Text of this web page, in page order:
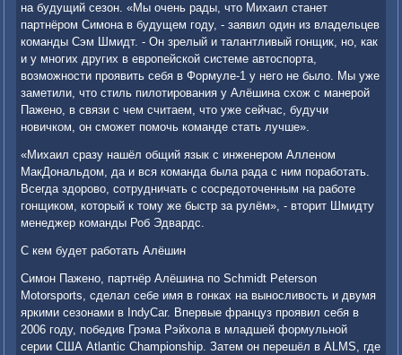
на будущий сезон. «Мы очень рады, что Михаил станет
партнёром Симона в будущем году, - заявил один из владельцев
команды Сэм Шмидт. - Он зрелый и талантливый гонщик, но, как
и у многих других в европейской системе автоспорта,
возможности проявить себя в Формуле-1 у него не было. Мы уже
заметили, что стиль пилотирования у Алёшина схож с манерой
Пажено, в связи с чем считаем, что уже сейчас, будучи
новичком, он сможет помочь команде стать лучше».
«Михаил сразу нашёл общий язык с инженером Алленом
МакДональдом, да и вся команда была рада с ним поработать.
Всегда здорово, сотрудничать с сосредоточенным на работе
гонщиком, который к тому же быстр за рулём», - вторит Шмидту
менеджер команды Роб Эдвардс.
С кем будет работать Алёшин
Симон Пажено, партнёр Алёшина по Schmidt Peterson
Motorsports, сделал себе имя в гонках на выносливость и двумя
яркими сезонами в IndyCar. Впервые француз проявил себя в
2006 году, победив Грэма Рэйхола в младшей формульной
серии США Atlantic Championship. Затем он перешёл в ALMS, где